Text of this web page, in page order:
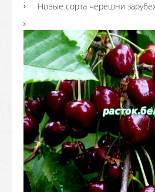
Новые сорта черешни